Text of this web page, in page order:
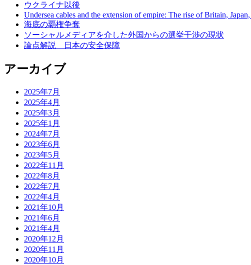
ウクライナ以後
Undersea cables and the extension of empire: The rise of Britain,
海底の覇権争奪
ソーシャルメディアを介した外国からの選挙干渉の現状
論点解説 日本の安全保障
アーカイブ
2025年7月
2025年4月
2025年3月
2025年1月
2024年7月
2023年6月
2023年5月
2022年11月
2022年8月
2022年7月
2022年4月
2021年10月
2021年6月
2021年4月
2020年12月
2020年11月
2020年10月